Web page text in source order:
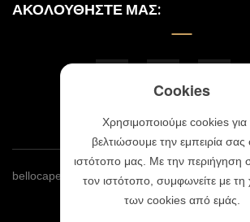
ΑΚΟΛΟΥΘΉΣΤΕ ΜΑΣ:
bellocapellobylina.gr © 2023 | Website By
Cookies
Χρησιμοποιούμε cookies για
βελτιώσουμε την εμπειρία σας
ιστότοπο μας. Με την περιήγηση
τον ιστότοπο, συμφωνείτε με τη
των cookies από εμάς.